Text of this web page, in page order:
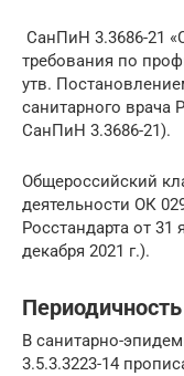
СанПиН 3.3686-21
требования по
утв.
санитарного врача
СанПиН 3.3686-21).
Общероссийский
деятельности ОК
Росстандарта от 31
декабря 2021 г.).
В санитарно-
3.5.3.3223-14